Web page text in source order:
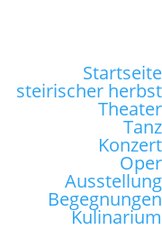
Startseite
steirischer herbst
Theater
Tanz
Konzert
Oper
Ausstellung
Begegnungen
Kulinarium